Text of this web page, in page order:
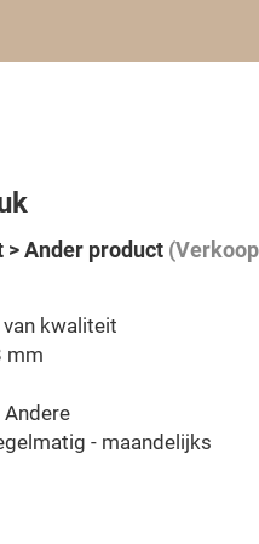
Ander product
kwaliteit
mm
Andere
- maandelijks